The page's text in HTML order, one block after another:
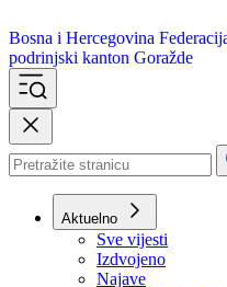
Bosna i Hercegovina
podrinjski kanton Goražde
Aktuelno